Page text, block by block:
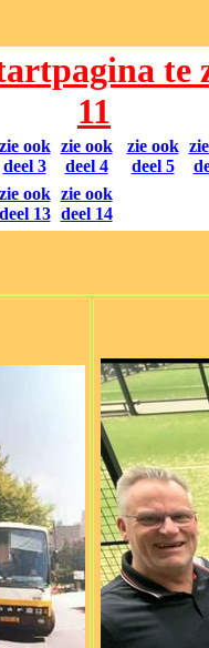
te
11
zie ook
deel 3
zie ook
deel 4
zie ook
deel 5
zie ook
deel 13
zie ook
deel 14